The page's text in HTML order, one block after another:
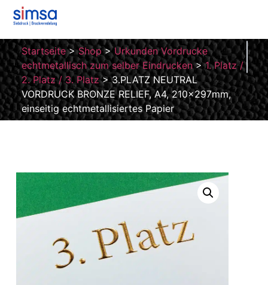
Startseite>Shop>Urkunden Vordrucke
echtmetallisch zum selber Eindrucken>1. Platz /
2. Platz / 3. Platz>3.PLATZ NEUTRAL
VORDRUCK BRONZE RELIEF, A4, 210x297mm,
einseitig echtmetallisiertes Papier